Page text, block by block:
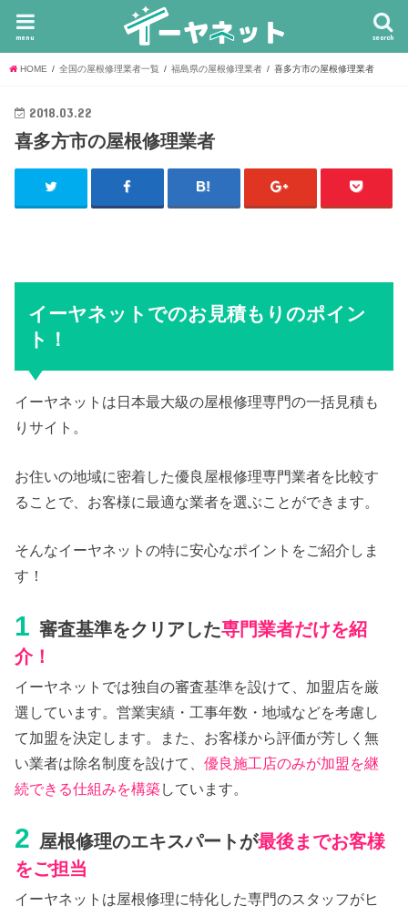
search
menu
HOME 全国の屋根修理業者一覧 福島県の屋根修理業者 喜多方市の屋根修理業者
2018.03.22
喜多方市の屋根修理業者
イーヤネットでのお見積もりのポイン
ト！
イーヤネットは日本最大級の屋根修理専門の一括見積も
りサイト。
お住いの地域に密着した優良屋根修理専門業者を比較す
ることで、お客様に最適な業者を選ぶことができます。
そんなイーヤネットの特に安心なポイントをご紹介しま
す！
1 審査基準をクリアした専門業者だけを紹
介！
イーヤネットでは独自の審査基準を設けて、加盟店を厳
選しています。営業実績・工事年数・地域などを考慮し
て加盟を決定します。また、お客様から評価が芳しく無
い業者は除名制度を設けて、優良施工店のみが加盟を継
続できる仕組みを構築しています。
2 屋根修理のエキスパートが最後までお客様
をご担当
イーヤネットは屋根修理に特化した専門のスタッフがヒ